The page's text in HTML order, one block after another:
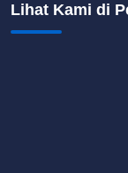
Lihat Kami di